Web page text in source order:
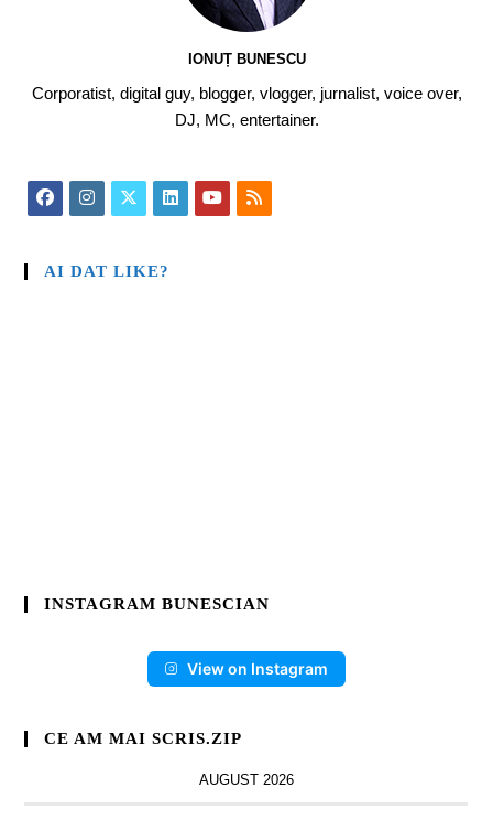
IONUȚ BUNESCU
Corporatist, digital guy, blogger, vlogger, jurnalist, voice over,
DJ, MC, entertainer.
AI DAT LIKE?
INSTAGRAM BUNESCIAN
View on Instagram
CE AM MAI SCRIS.ZIP
AUGUST 2026